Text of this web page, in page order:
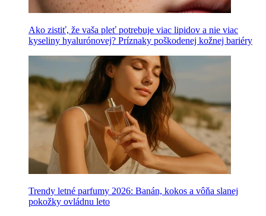
Ako zistiť, že vaša pleť potrebuje viac lipidov a nie viac
kyseliny hyalurónovej? Príznaky poškodenej kožnej bariéry
Trendy letné parfumy 2026: Banán, kokos a vôňa slanej
pokožky ovládnu leto